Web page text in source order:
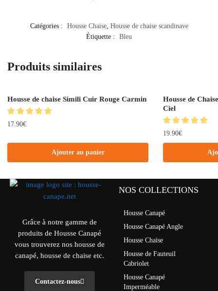
Catégories : Housse Chaise, Housse de chaise scandinave
Étiquette :
Bleu
Produits similaires
Housse de chaise Simili Cuir Rouge Carmin
17.90€
Ajouter au panier
Housse de
Ciel
19.90€
Grâce à notre gamme de
produits de Housse Canapé
vous trouverez nos housse de
canapé, housse de chaise etc.
Contactez-nous
NOS COLLECTIONS
Housse Canapé
Housse Canapé Angle
Housse Chaise
Housse de Fauteuil
Cabriolet
Housse Canapé
Imperméable